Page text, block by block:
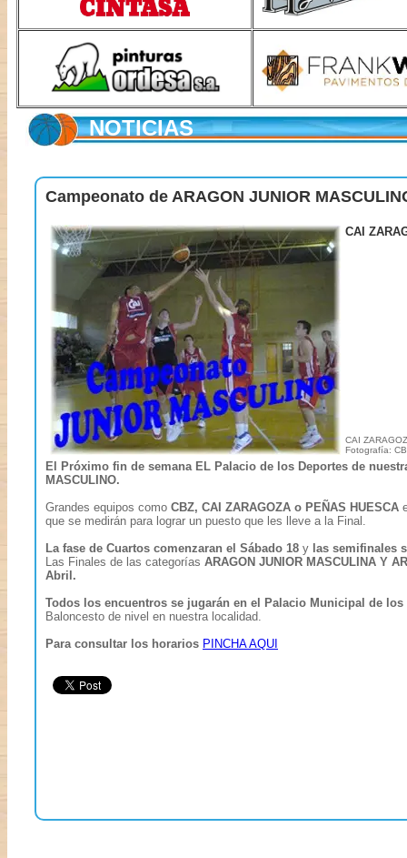
NOTICIAS
Campeonato de ARAGON JUNIOR
CAI
CAI
Fotografía:
El Próximo fin de semana EL Palacio de los Deportes de
MASCULINO.
Grandes equipos como CBZ, CAI ZARAGOZA o PEÑAS HUESCA
que se medirán para lograr un puesto que les lleve a la Final.
La fase de Cuartos comenzaran el Sábado 18 y las semifinales
Las Finales de las categorías ARAGON JUNIOR MASCULINA Y
Abril.
Todos los encuentros se jugarán en el Palacio Municipal de los
Baloncesto de nivel en nuestra localidad.
Para consultar los horarios PINCHA AQUI